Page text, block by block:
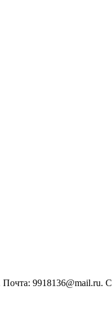
9918136@mail.ru.